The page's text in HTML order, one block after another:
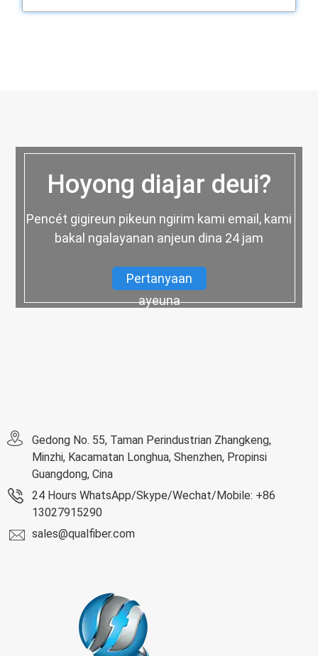
Hoyong diajar deui?
Pencét gigireun pikeun ngirim kami email, kami
bakal ngalayanan anjeun dina 24 jam
Pertanyaan
ayeuna
Gedong No. 55, Taman Perindustrian Zhangkeng,
Minzhi, Kacamatan Longhua, Shenzhen, Propinsi
Guangdong, Cina
24 Hours WhatsApp/Skype/Wechat/Mobile: +86
13027915290
sales@qualfiber.com